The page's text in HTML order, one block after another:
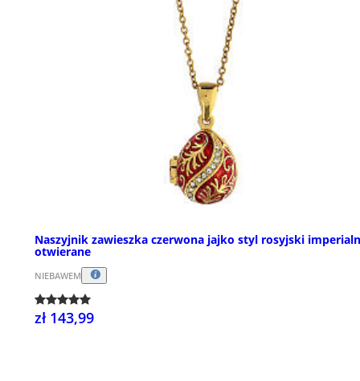
Naszyjnik zawieszka czerwona jajko styl rosyjski
otwierane
NIEBAWEM
zł 143,99